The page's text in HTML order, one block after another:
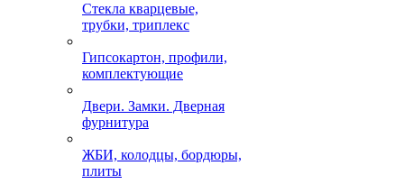
Стекла кварцевые,
трубки, триплекс
Гипсокартон, профили,
комплектующие
Двери. Замки. Дверная
фурнитура
ЖБИ, колодцы, бордюры,
плиты